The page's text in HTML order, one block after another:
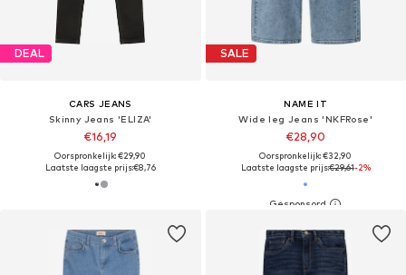
DEAL
CARS JEANS
Skinny Jeans 'ELIZA'
€16,19
Oorspronkelijk: €29,90
Laatste laagste prijs:€8,76
SALE
NAME IT
Wide leg Jeans 'NKFRose'
€28,90
Oorspronkelijk: €32,90
Laatste laagste prijs:€29,61-2%